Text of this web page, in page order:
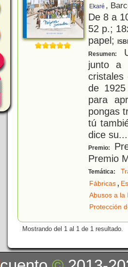
Ekaré ,
De 8 a
52 p.;
papel;
Resumen:
junto a
cristales
de
para
pongas
tú
dice su...
Premio:
Premio
Temática:
Fábricas,
Abusos a la
Protección
Mostrando del 1 al 1 de 1 resultado.